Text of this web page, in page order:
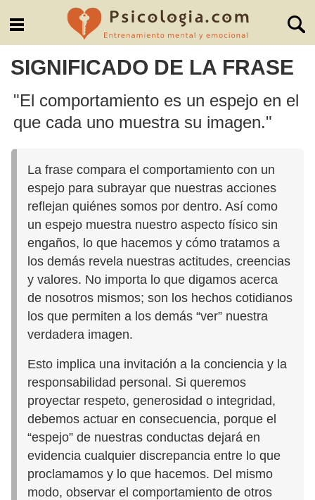
SIGNIFICADO DE LA FRASE
"El comportamiento es un espejo en el
que cada uno muestra su imagen."
La frase compara el comportamiento con un
espejo para subrayar que nuestras acciones
reflejan quiénes somos por dentro. Así como
un espejo muestra nuestro aspecto físico sin
engaños, lo que hacemos y cómo tratamos a
los demás revela nuestras actitudes, creencias
y valores. No importa lo que digamos acerca
de nosotros mismos; son los hechos cotidianos
los que permiten a los demás “ver” nuestra
verdadera imagen.
Esto implica una invitación a la conciencia y la
responsabilidad personal. Si queremos
proyectar respeto, generosidad o integridad,
debemos actuar en consecuencia, porque el
“espejo” de nuestras conductas dejará en
evidencia cualquier discrepancia entre lo que
proclamamos y lo que hacemos. Del mismo
modo, observar el comportamiento de otros